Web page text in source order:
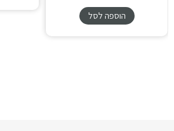
הוספה לסל